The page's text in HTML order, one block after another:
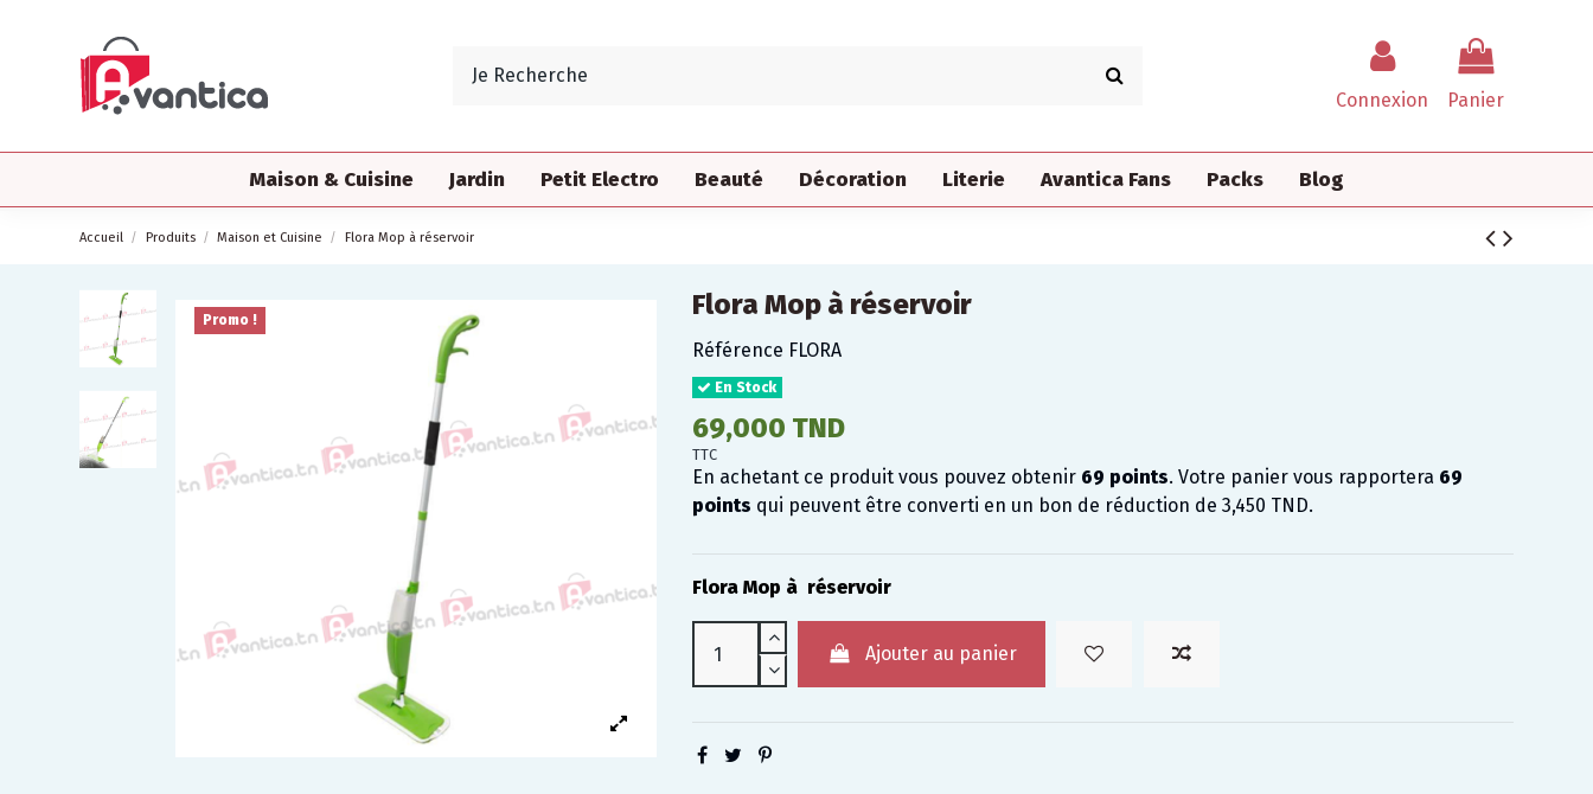
Connexion Panier
Maison & Cuisine Jardin Petit Electro Beauté Décoration Literie Avantica Fans Packs Blog
Accueil Produits Maison et Cuisine Flora Mop à réservoir
Promo ! Flora Mop à réservoir
Référence FLORA
En Stock
69,000 TND
TTC
En achetant ce produit vous pouvez obtenir 69 points. Votre panier vous rapportera 69
points qui peuvent être converti en un bon de réduction de 3,450 TND.
Flora Mop à réservoir
Ajouter au panier